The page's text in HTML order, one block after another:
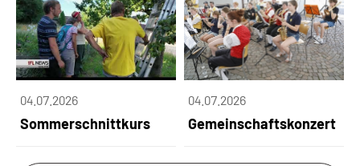
04.07.2026
Sommerschnittkurs
04.07.2026
Gemeinschaftskonzert